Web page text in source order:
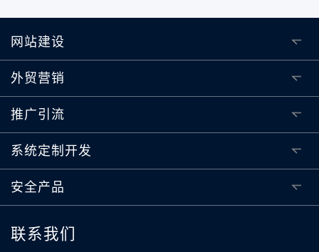
网站建设
外贸营销
推广引流
系统定制开发
安全产品
联系我们